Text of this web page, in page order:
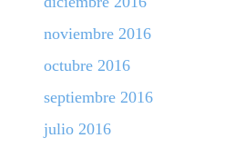
noviembre 2016
octubre 2016
septiembre 2016
julio 2016